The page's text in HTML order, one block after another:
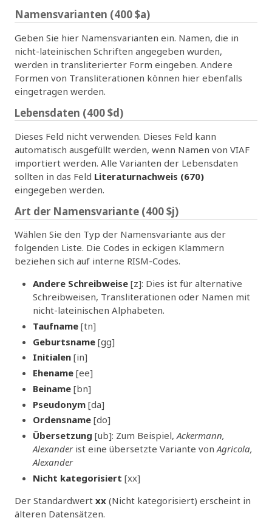
Namensvarianten (400 $a)
Geben Sie hier Namensvarianten ein. Namen, die in
nicht-lateinischen Schriften angegeben wurden,
werden in transliterierter Form eingeben. Andere
Formen von Transliterationen können hier ebenfalls
eingetragen werden.
Lebensdaten (400 $d)
Dieses Feld nicht verwenden. Dieses Feld kann
automatisch ausgefüllt werden, wenn Namen von VIAF
importiert werden. Alle Varianten der Lebensdaten
sollten in das Feld Literaturnachweis (670)
eingegeben werden.
Art der Namensvariante (400 $j)
Wählen Sie den Typ der Namensvariante aus der
folgenden Liste. Die Codes in eckigen Klammern
beziehen sich auf interne RISM-Codes.
Andere Schreibweise [z]: Dies ist für alternative
Schreibweisen, Transliterationen oder Namen mit
nicht-lateinischen Alphabeten.
Taufname [tn]
Geburtsname [gg]
Initialen [in]
Ehename [ee]
Beiname [bn]
Pseudonym [da]
Ordensname [do]
Übersetzung [ub]: Zum Beispiel,Ackermann,
Alexanderist eine übersetzte Variante vonAgricola,
Alexander
Nicht kategorisiert [xx]
Der Standardwert xx (Nicht kategorisiert) erscheint in
älteren Datensätzen.